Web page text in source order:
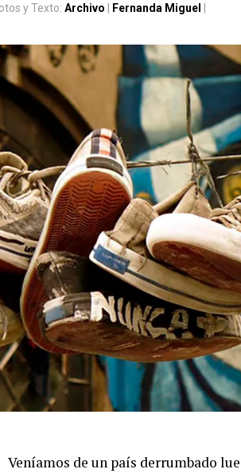
y Texto: Archivo Fernanda Miguel
Veníamos de un país derrumbado